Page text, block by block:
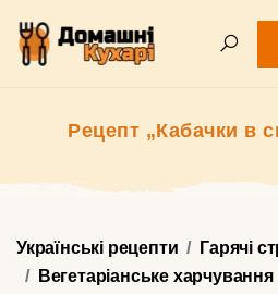
Рецепт „Кабачки в
Українські рецепти
Гарячі
Вегетаріанське харчування